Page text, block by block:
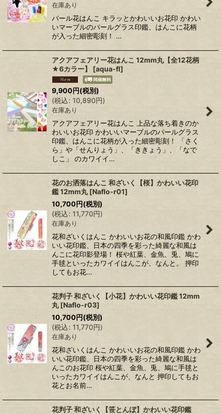
在庫あり
パール花はんこ キラッとかわいいお花印 かわい
いマーブルのパールグラス印鑑、はんこに花柄
が入った細密彫刻！ …
アクアフェアリー花はんこ 12mm丸【全12花柄
★6カラー】
[aqua-fl]
9,900円(税別)
(税込: 10,890円)
在庫あり
アクアフェアリー花はんこ 上品な落ち着きのか
わいいお花印 かわいいマーブルのパールグラス
印鑑、はんこに花柄が入った細密彫刻！ 「さく
ら」や「せんりょう」、「ききょう」、「なで
しこ」 のカワイイ…
花のお洒落はんこ 和ざいく【桜】かわいい花印
鑑 12mm丸 [Naflo-r01]
10,700円(税別)
(税込: 11,770円)
在庫あり
花和ざいくはんこ かわいいお花の和風印鑑 かわ
いい花印鑑、日本の四季を彩った綺麗な和風は
んこに花印影登場！ 桜や紅葉、金魚、兎、鳩に
手毬といったカワイイはんこが、なんと。 押印
してもお花…
花判子 和ざいく【小花】かわいい花印鑑 12mm
丸 [Naflo-r03]
10,700円(税別)
(税込: 11,770円)
在庫あり
花和ざいくはんこ かわいいお花の和風印鑑 かわ
いい花印鑑、日本の四季を彩った綺麗な和風は
んこのお花印 桜や紅葉、金魚、兎、鳩に手毬と
いったカワイイはんこが、なんと 押印してもお
花とお名前…
花判子 和ざいく【笹とんぼ】かわいい花印鑑